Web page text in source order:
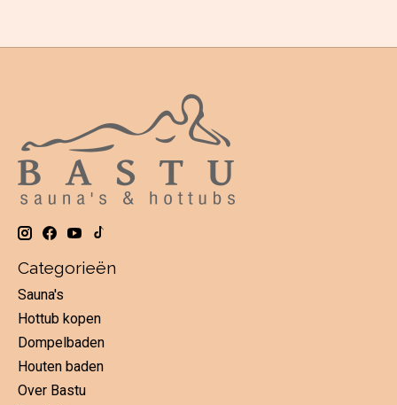
Categorieën
Sauna's
Hottub kopen
Dompelbaden
Houten baden
Over Bastu